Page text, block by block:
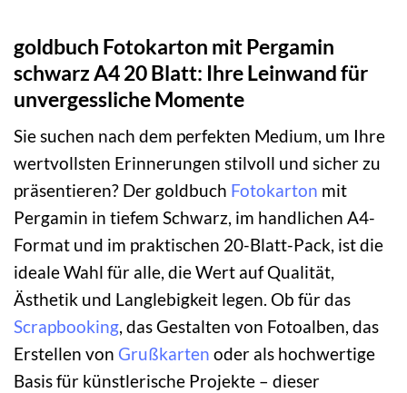
goldbuch Fotokarton mit Pergamin
schwarz A4 20 Blatt: Ihre Leinwand für
unvergessliche Momente
Sie suchen nach dem perfekten Medium, um Ihre
wertvollsten Erinnerungen stilvoll und sicher zu
präsentieren? Der goldbuch Fotokarton mit
Pergamin in tiefem Schwarz, im handlichen A4-
Format und im praktischen 20-Blatt-Pack, ist die
ideale Wahl für alle, die Wert auf Qualität,
Ästhetik und Langlebigkeit legen. Ob für das
Scrapbooking, das Gestalten von Fotoalben, das
Erstellen von Grußkarten oder als hochwertige
Basis für künstlerische Projekte – dieser